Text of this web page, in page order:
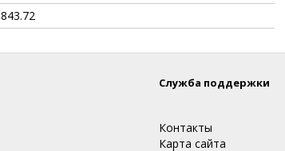
843.72
Служба поддержки
Контакты
Карта сайта